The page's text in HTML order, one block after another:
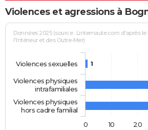
Violences et agressions à
Données 2025 (source : Linternaute.com d'après
l'Intérieur et des Outre-Mer)
1
Violences sexuelles
Violences physiques
intrafamiliales
Violences physiques
hors cadre familial
0
10 20